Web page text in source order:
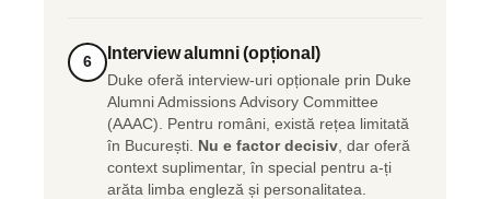
6 Interview alumni (opțional)
Duke oferă interview-uri opționale prin Duke
Alumni Admissions Advisory Committee
(AAAC). Pentru români, există rețea limitată
în București. Nu e factor decisiv , dar oferă
context suplimentar, în special pentru a-ți
arăta limba engleză și personalitatea.